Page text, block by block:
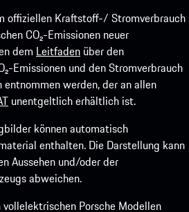
offiziellen Kraftstoff-/ Stromverbrauch
CO₂-Emissionen neuer
dem Leitfaden über den
Emissionen und den Stromverbrauch
entnommen werden, der an allen
unentgeltlich erhältlich ist.
können automatisch
enthalten. Die Darstellung kann
Aussehen und/oder der
abweichen.
Porsche Modellen